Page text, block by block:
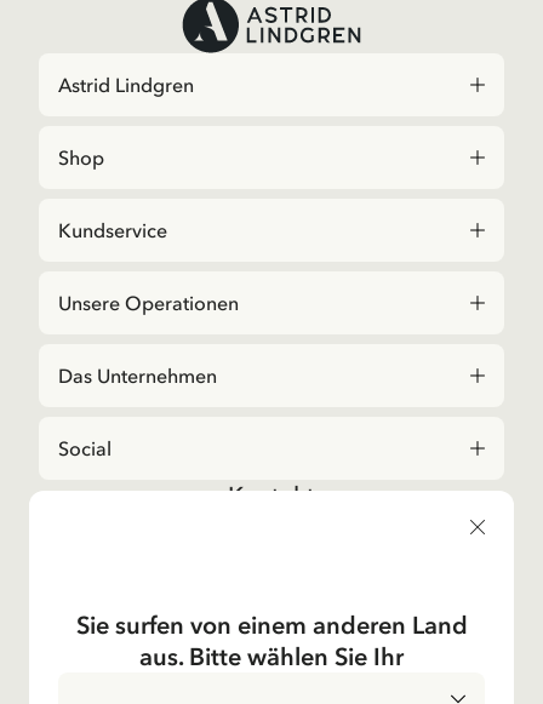
Astrid Lindgren
Shop
Kundservice
Unsere Operationen
Das Unternehmen
Social
Kontakt
Bei Fragen zu Bestellungen und zum Sortiment,
shop@astridlindgren.com
Wenn Sie Kontakt zu einem Mitarbeitenden des
Sie surfen von einem anderen Land
aus. Bitte wählen Sie Ihr